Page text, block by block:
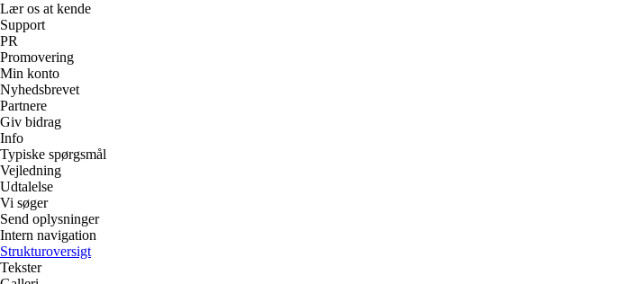
Lær os at kende
Support
PR
Promovering
Min konto
Nyhedsbrevet
Partnere
Giv bidrag
Info
Typiske spørgsmål
Vejledning
Udtalelse
Vi søger
Send oplysninger
Intern navigation
Strukturoversigt
Tekster